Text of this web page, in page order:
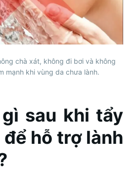
chà xát, không đi bơi và không
mạnh khi vùng da chưa lành.
sau khi tẩy
hỗ trợ lành